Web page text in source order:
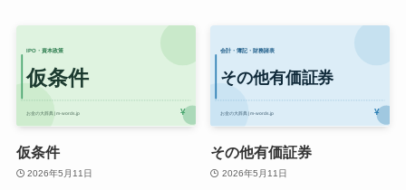
仮条件
2026年5月11日
その他有価証券
2026年5月11日